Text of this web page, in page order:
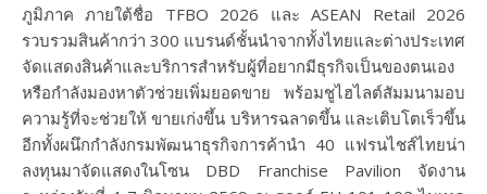
ภูมิภาค ภายใต้ชื่อ TFBO 2026 และ ASEAN Retail 2026
รวบรวมสินค้ากว่า 300 แบรนด์ชั้นนำจากทั้งไทยและต่างประเทศ
จัดแสดงสินค้าและบริการสำหรับผู้ที่อยากมีธุรกิจเป็นของตนเอง
หรือกำลังมองหาตัวช่วยเพิ่มยอดขาย พร้อมชูไฮไลต์สัมมนามอบ
ความรู้ที่จะช่วยให้ ขายเก่งขึ้น บริหารฉลาดขึ้น และเติบโตเร็วขึ้น
อีกทั้งผนึกกำลังกรมพัฒนาธุรกิจการค้านำ 40 แฟรนไชส์ไทยน่า
ลงทุนมาจัดแสดงในโซน DBD Franchise Pavilion จัดงาน